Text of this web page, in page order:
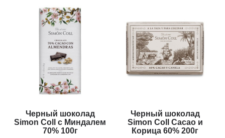
Черный шоколад
Simon Coll с Миндалем
70% 100г
Черный шоколад
Simon Coll Cacao и
Корица 60% 200г